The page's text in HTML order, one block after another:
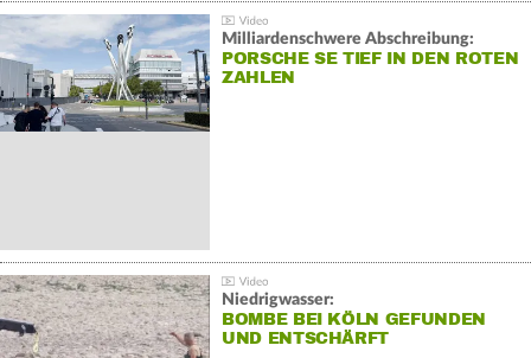
Milliardenschwere Abschreibung:
PORSCHE SE TIEF IN DEN ROTEN
ZAHLEN
Niedrigwasser:
BOMBE BEI KÖLN GEFUNDEN
UND ENTSCHÄRFT